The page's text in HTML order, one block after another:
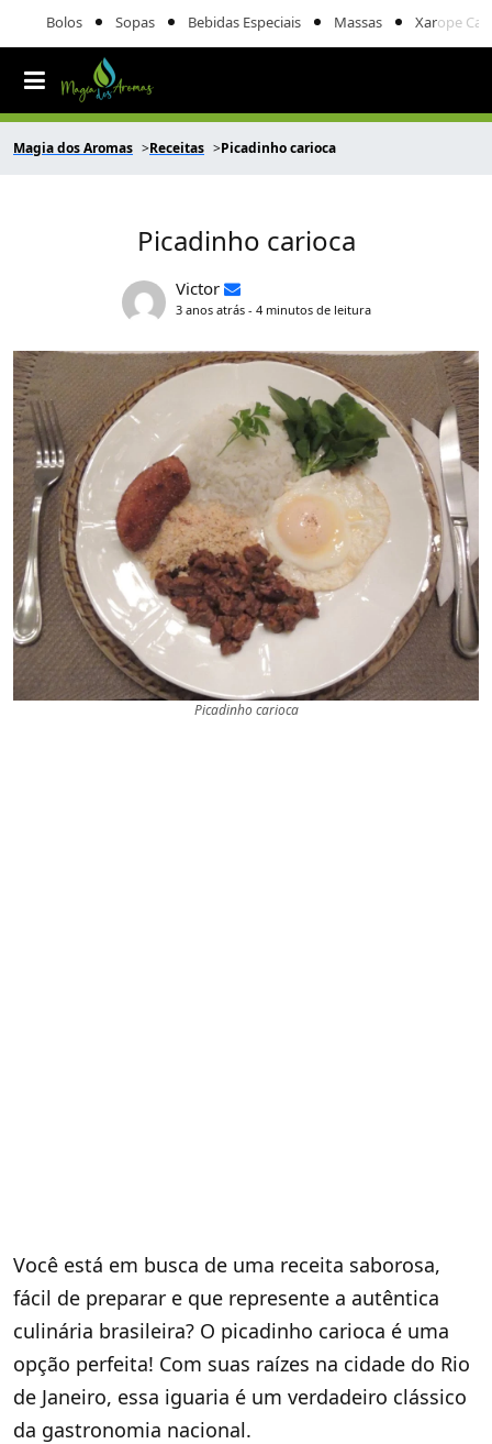
Bolos Sopas Bebidas Especiais Massas Xarope
Magia dos Aromas Receitas Picadinho carioca
Picadinho carioca
Victor
3 anos atrás - 4 minutos de leitura
Picadinho carioca
Você está em busca de uma receita saborosa,
fácil de preparar e que represente a autêntica
culinária brasileira? O picadinho carioca é uma
opção perfeita! Com suas raízes na cidade do Rio
de Janeiro, essa iguaria é um verdadeiro clássico
da gastronomia nacional.